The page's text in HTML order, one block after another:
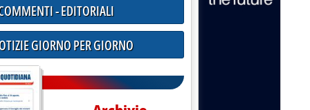
- EDITORIALI
GIORNO PER GIORNO